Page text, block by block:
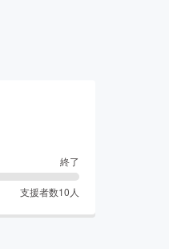
終了
支援者数10 人